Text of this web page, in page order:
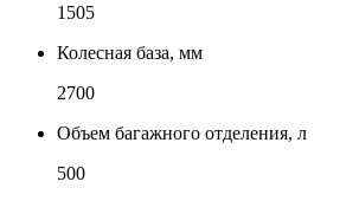
1505
Колесная база, мм
2700
Объем багажного отделения, л
500